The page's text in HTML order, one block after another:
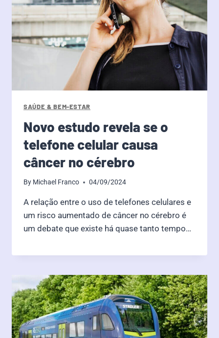
SAÚDE & BEM-ESTAR
Novo estudo revela se o
telefone celular causa
câncer no cérebro
By Michael Franco 04/09/2024
A relação entre o uso de telefones celulares e
um risco aumentado de câncer no cérebro é
um debate que existe há quase tanto tempo…